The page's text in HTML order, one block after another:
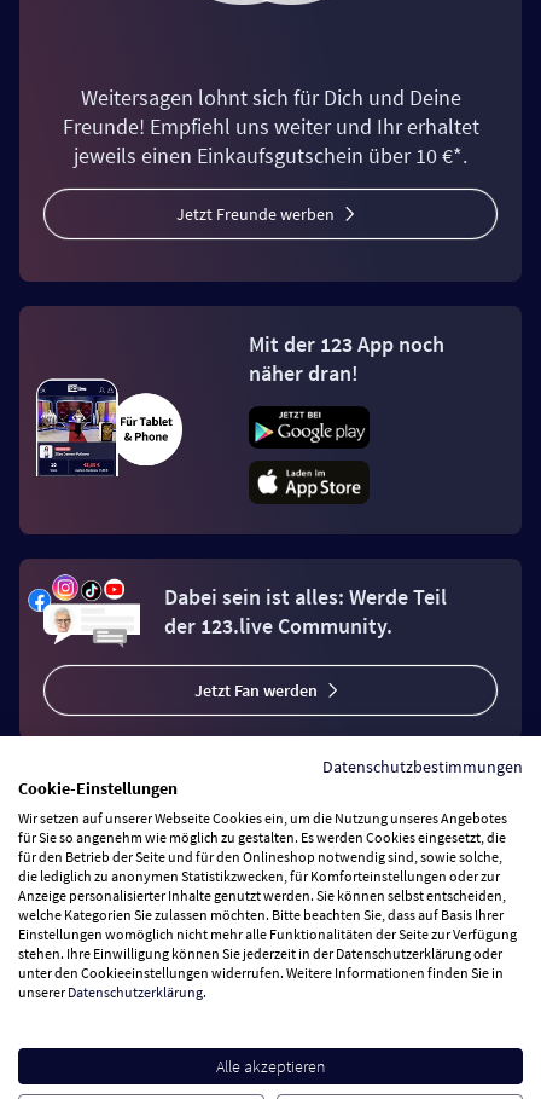
Weitersagen lohnt sich für Dich und Deine
Freunde! Empfiehl uns weiter und Ihr erhaltet
jeweils einen Einkaufsgutschein über 10 €*.
Jetzt Freunde werben
Mit der 123 App noch
näher dran!
Dabei sein ist alles: Werde Teil
der 123.live Community.
Jetzt Fan werden
Vertrag widerrufen
Zahlungsarten
Wir versenden mit
Besuchen Sie uns
Datenschutzbestimmungen
Cookie-Einstellungen
Wir setzen auf unserer Webseite Cookies ein, um die Nutzung unseres Angebotes
für Sie so angenehm wie möglich zu gestalten. Es werden Cookies eingesetzt, die
für den Betrieb der Seite und für den Onlineshop notwendig sind, sowie solche,
die lediglich zu anonymen Statistikzwecken, für Komforteinstellungen oder zur
Anzeige personalisierter Inhalte genutzt werden. Sie können selbst entscheiden,
welche Kategorien Sie zulassen möchten. Bitte beachten Sie, dass auf Basis Ihrer
Einstellungen womöglich nicht mehr alle Funktionalitäten der Seite zur Verfügung
stehen. Ihre Einwilligung können Sie jederzeit in der Datenschutzerklärung oder
unter den Cookieeinstellungen widerrufen. Weitere Informationen finden Sie in
unsererDatenschutzerklärung.
Alle akzeptieren